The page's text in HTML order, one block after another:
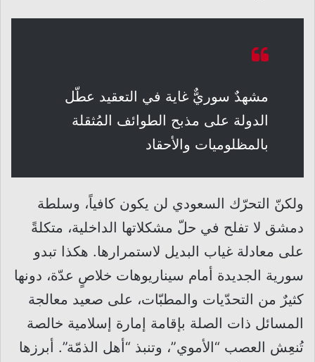
مشهدٌ سوريٌّ غاية في التعقيد عطّل
الدولة على مذبح الطوائف المُثقلة
بالمظلوميات والأحقاد
ولكنّ التحرّك السعودي لن يكون كافياً، وسلطة
دمشق لا تفلح في حلّ مشكلاتها الداخلية، متكلةً
على معادلة غياب البديل لاستمرارها. هكذا تبدو
سورية الجديدة أمام سيناريوهات خلاصٍ عدّة، دونها
كثيرٌ من التحدّيات والمطبّات، على صعيد معالجة
المسائل ذات الصلة بإقامة إمارة إسلامية خالصة
تُنعِش العصب “الأموي”، وتنبذ “أهل الذمّة”. أبرزها